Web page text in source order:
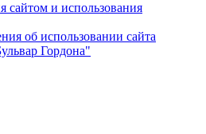
сайтом и использования
об использовании сайта
Гордона"